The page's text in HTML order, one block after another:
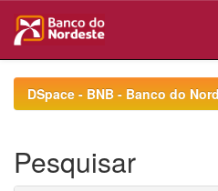
navigationDSpace - BNB - Banco do
Pesquisar